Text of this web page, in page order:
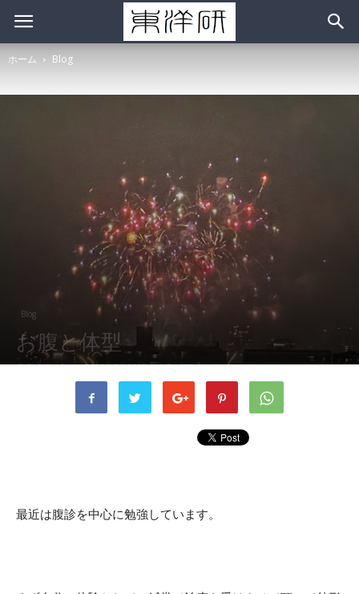
ホーム Blog
Blog
お腹と体型
書者 kusaka - 2022年8月31日 659 0
最近は腹診を中心に勉強しています。